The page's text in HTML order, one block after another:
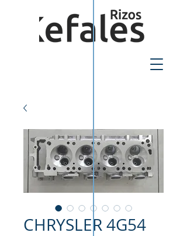
CHRYSLER 4G54